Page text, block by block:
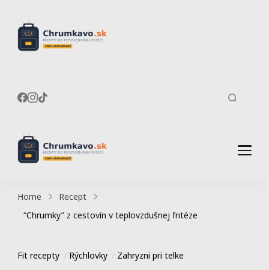
fritézy
Home
Recept
“Chrumky” z cestovín v teplovzdušnej fritéze
Fit recepty Rýchlovky Zahryzni pri telke